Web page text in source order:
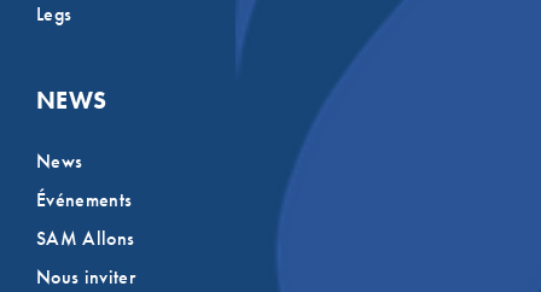
Legs
NEWS
News
Événements
SAM Allons
Nous inviter